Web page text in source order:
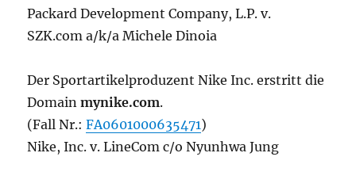
Packard Development Company, L.P. v.
SZK.com a/k/a Michele Dinoia
Der Sportartikelproduzent Nike Inc. erstritt die
Domainmynike.com.
(Fall Nr.:FA0601000635471)
Nike, Inc. v. LineCom c/o Nyunhwa Jung